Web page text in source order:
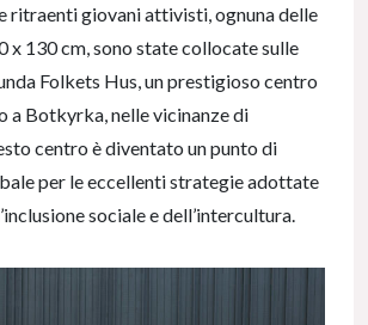
ritraenti giovani attivisti, ognuna delle
x 130 cm, sono state collocate sulle
Folkets Hus, un prestigioso centro
a Botkyrka, nelle vicinanze di
centro è diventato un punto di
per le eccellenti strategie adottate
sociale e dell’intercultura.